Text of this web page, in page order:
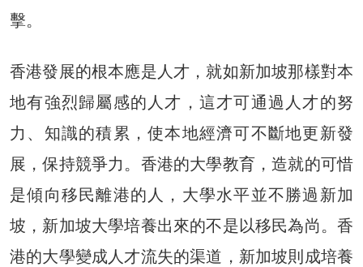
擊。
香港發展的根本應是人才，就如新加坡那樣對本
地有強烈歸屬感的人才，這才可通過人才的努
力、知識的積累，使本地經濟可不斷地更新發
展，保持競爭力。香港的大學教育，造就的可惜
是傾向移民離港的人，大學水平並不勝過新加
坡，新加坡大學培養出來的不是以移民為尚。香
港的大學變成人才流失的渠道，新加坡則成培養